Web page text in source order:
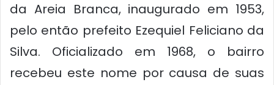
da Areia Branca, inaugurado em 1953,
pelo então prefeito Ezequiel Feliciano da
Silva. Oficializado em 1968, o bairro
recebeu este nome por causa de suas